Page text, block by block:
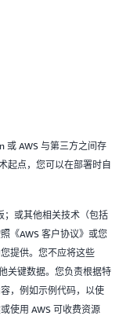
或 AWS 与第三方之间存
起点，您可以在部署时自
；或其他相关技术（包括
《AWS 客户协议》或您
提供。您不应将这些
关键数据。您负责根据特
，例如示例代码，以使
使用 AWS 可收费资源